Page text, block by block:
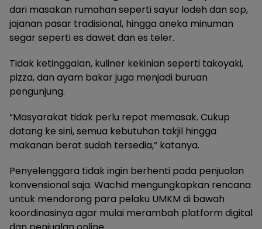
dari masakan rumahan seperti sayur lodeh dan sop,
jajanan pasar tradisional, hingga aneka minuman
segar seperti es dawet dan es teler.
Tidak ketinggalan, kuliner kekinian seperti takoyaki,
pizza, dan ayam bakar juga menjadi buruan
pengunjung.
“Masyarakat tidak perlu repot memasak. Cukup
datang ke sini, semua kebutuhan takjil hingga
makanan berat sudah tersedia,” katanya.
Penyelenggara tidak ingin berhenti pada penjualan
konvensional saja. Wachid mengungkapkan rencana
untuk mendorong para pelaku UMKM di bawah
koordinasinya agar mulai merambah platform digital